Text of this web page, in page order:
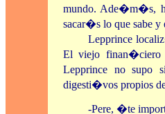
mundo. Ade�m�s,
sacar�s lo que sabe
Lepprince
El viejo finan�ciero
Lepprince no supo
digesti�vos propios
-Pere, �te